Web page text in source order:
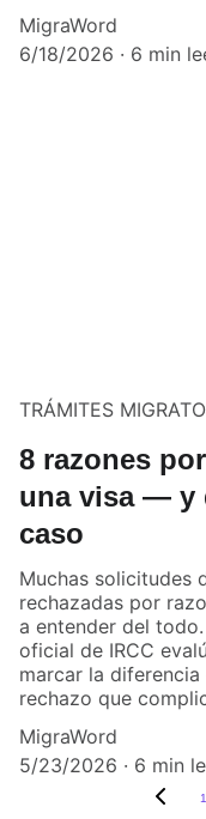
MigraWord
6/18/2026
6 min
TRÁMITES
8 razones
una visa — y
caso
Muchas solicitudes
rechazadas por
a entender del
oficial de IRCC
marcar la
rechazo que
MigraWord
5/23/2026
6 min
1